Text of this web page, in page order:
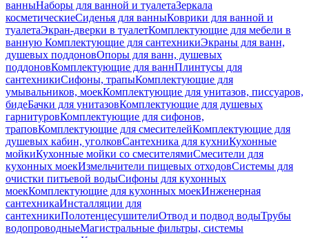
ванныНаборы для ванной и туалетаЗеркала
косметическиеСиденья для ванныКоврики для ванной и
туалетаЭкран-дверки в туалетКомплектующие для мебели в
ванную Комплектующие для сантехникиЭкраны для ванн,
душевых поддоновОпоры для ванн, душевых
поддоновКомплектующие для ваннПлинтусы для
сантехникиСифоны, трапыКомплектующие для
умывальников, моекКомплектующие для унитазов, писсуаров,
бидеБачки для унитазовКомплектующие для душевых
гарнитуровКомплектующие для сифонов,
траповКомплектующие для смесителейКомплектующие для
душевых кабин, уголковСантехника для кухниКухонные
мойкиКухонные мойки со смесителямиСмесители для
кухонных моекИзмельчители пищевых отходовСистемы для
очистки питьевой водыСифоны для кухонных
моекКомплектующие для кухонных моекИнженерная
сантехникаИнсталляции для
сантехникиПолотенцесушителиОтвод и подвод водыТрубы
водопроводныеМагистральные фильтры, системы